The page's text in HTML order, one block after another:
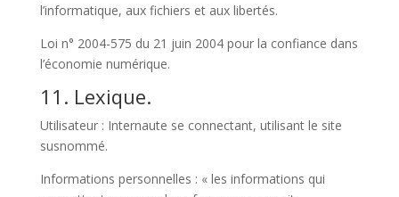
l’informatique, aux fichiers et aux libertés.
Loi n° 2004-575 du 21 juin 2004 pour la confiance dans
l’économie numérique.
11. Lexique.
Utilisateur : Internaute se connectant, utilisant le site
susnommé.
Informations personnelles : « les informations qui